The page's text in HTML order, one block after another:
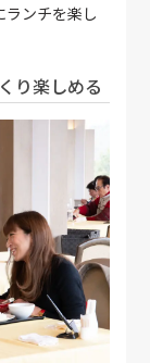
ンチを楽し
り楽しめる